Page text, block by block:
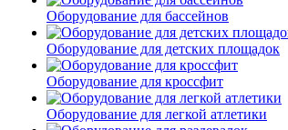
Оборудование для бассейнов
Оборудование для детских площадок
Оборудование для кроссфит
Оборудование для легкой атлетики